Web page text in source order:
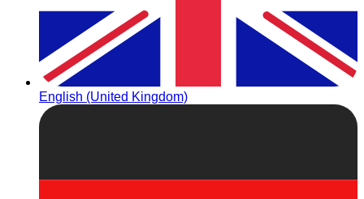
English (United Kingdom)